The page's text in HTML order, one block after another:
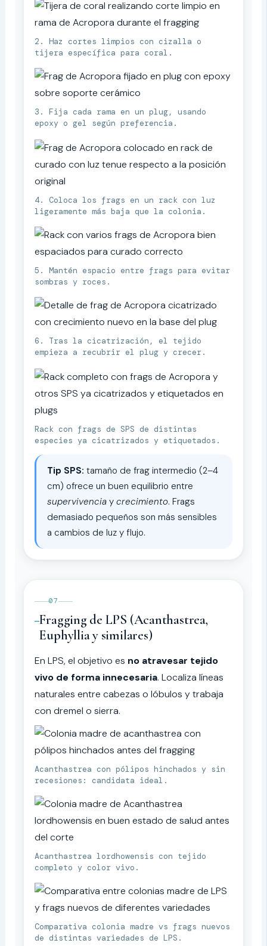
2. Haz cortes limpios con cizalla o
tijera específica para coral.
3. Fija cada rama en un plug, usando
epoxy o gel según preferencia.
4. Coloca los frags en un rack con luz
ligeramente más baja que la colonia.
5. Mantén espacio entre frags para evitar
sombras y roces.
6. Tras la cicatrización, el tejido
empieza a recubrir el plug y crecer.
Rack con frags de SPS de distintas
especies ya cicatrizados y etiquetados.
Tip SPS: tamaño de frag intermedio (2–4
cm) ofrece un buen equilibrio entre
supervivenciay crecimiento. Frags
demasiado pequeños son más sensibles
a cambios de luz y flujo.
07
Fragging de LPS (Acanthastrea,
Euphyllia y similares)
En LPS, el objetivo es no atravesar tejido
vivo de forma innecesaria. Localiza líneas
naturales entre cabezas o lóbulos y trabaja
con dremel o sierra.
Acanthastrea con pólipos hinchados y sin
recesiones: candidata ideal.
Acanthastrea lordhowensis con tejido
completo y color vivo.
Comparativa colonia madre vs frags nuevos
de distintas variedades de LPS.